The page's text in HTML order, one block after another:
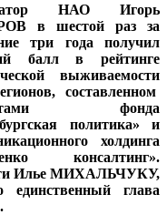
НАО Игорь
в шестой раз за
три года получил
балл в рейтинге
выживаемости
составленном
фонда
политика» и
холдинга
консалтинг».
Илье МИХАЛЬЧУКУ,
глава